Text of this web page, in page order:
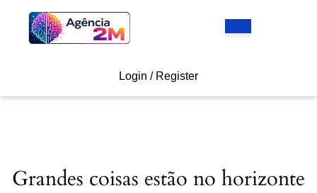
content
Login / RegisterLogin
Grandes coisas estão no horizonte